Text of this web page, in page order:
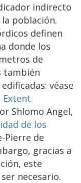
indirecto
población.
definen
donde los
de
también
véase
Extent
Shlomo Angel,
de los
Pierre de
gracias a
este
necesario.